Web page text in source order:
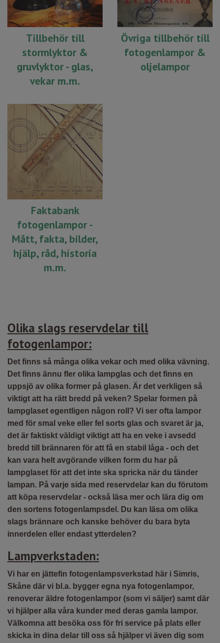
Tillbehör till
stormlyktor &
gruvlyktor - glas,
vekar m.m.
Övriga tillbehör till
fotogenlampor &
oljelampor
Faktabank
fotogenlampor -
Mått, fakta, bilder,
hjälp, råd, historia
m.m.
Olika slags reservdelar till
fotogenlampor:
Det finns så många olika vekar och med olika vävning.
Det finns ännu fler olika lampglas och det finns en
uppsjö av olika former på glasen. Är det verkligen så
viktigt att ha rätt bredd på veken? Spelar formen på
lampglaset egentligen någon roll? Vi ser ofta lampor
med för smal veke eller fel sorts glas och svaret är ja,
det är faktiskt väldigt viktigt att ha en veke i avsedd
bredd till brännaren för att få en stabil låga - och det
kan vara helt avgörande vilken form du har på
lampglaset för att det inte ska spricka när du tänder
lampan. På varje sida med reservdelar kan du förutom
att köpa reservdelar - också läsa mer och lära dig om
den sortens fotogenlampsdel. Du kan läsa om olika
slags brännare och kanske behöver du bara byta
innerdelen eller endast ytterdelen?
Lampverkstaden:
Vi har en jättefin fotogenlampsverkstad här i Simris,
Skåne där vi bl.a. bygger egna nya fotogenlampor,
renoverar äldre fotogenlampor (som vi säljer) samt där
vi hjälper alla våra kunder med deras gamla lampor.
Välkomna att besöka oss för fri service på plats eller
skicka in dina delar till oss så hjälper vi även dig som